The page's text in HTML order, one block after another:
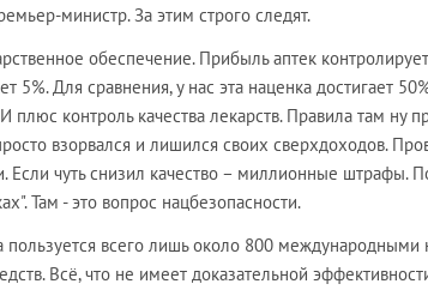
министр. За этим строго следят.
обеспечение. Прибыль аптек
5%. Для сравнения, у нас эта наценка достигает
плюс контроль качества лекарств. Правила там ну
взорвался и лишился своих сверхдоходов.
Если чуть снизил качество – миллионные штрафы.
Там - это вопрос нацбезопасности.
пользуется всего лишь около 800 международными
Всё, что не имеет доказательной